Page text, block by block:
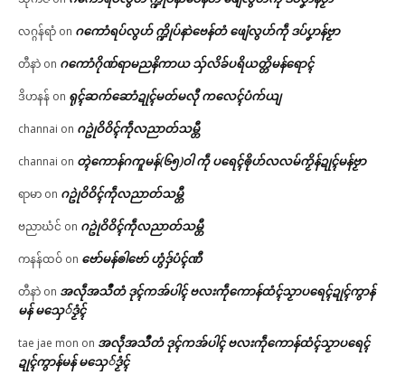
လဂ္ဂန်ရာံ on ဂကောံရပ်လွဟ် က္ဍိုပ်နာဲဗေန်တံ ဖျေံလွဟ်ကဵု ဒပ်ပၞာန်ဗၟာ
တီနာဲ on ဂကောံဂိုဏ်ရာမညနိကာယ သှ်လိခ်ပရိယတ္တိမန်ရောၚ်
ဒိဟနန် on ရုၚ်ဆက်ဆောံဍုၚ်မတ်မလီု ကလေၚ်ပံက်ယျ
channai on ဂဥုဲဝိဝိၚ်ကဵုလညာတ်သမ္တီ
channai on တ္ၚဲကောန်ဂကူမန်(၆၅)ဝါ ကဵု ပရေၚ်ၜိုဟ်လလမ်ကၟိန်ဍုၚ်မန်ဗၟာ
ရာမာ on ဂဥုဲဝိဝိၚ်ကဵုလညာတ်သမ္တီ
ဗညာဃံင် on ဂဥုဲဝိဝိၚ်ကဵုလညာတ်သမ္တီ
ကနန်ထဝ် on ဗော်မန်ၜါဗော် ဟွံဒှ်ပံၚ်ဏီ
တီနာဲ on အလဵုအသဳတံ ဒုၚ်ကအ်ပါၚ် ဗလးကဵုကောန်ထံၚ်သၟာပရေၚ်ဍုၚ်ကွာန်
မန် မသှေ်ဒၟံၚ်
tae jae mon on အလဵုအသဳတံ ဒုၚ်ကအ်ပါၚ် ဗလးကဵုကောန်ထံၚ်သၟာပရေၚ်
ဍုၚ်ကွာန်မန် မသှေ်ဒၟံၚ်